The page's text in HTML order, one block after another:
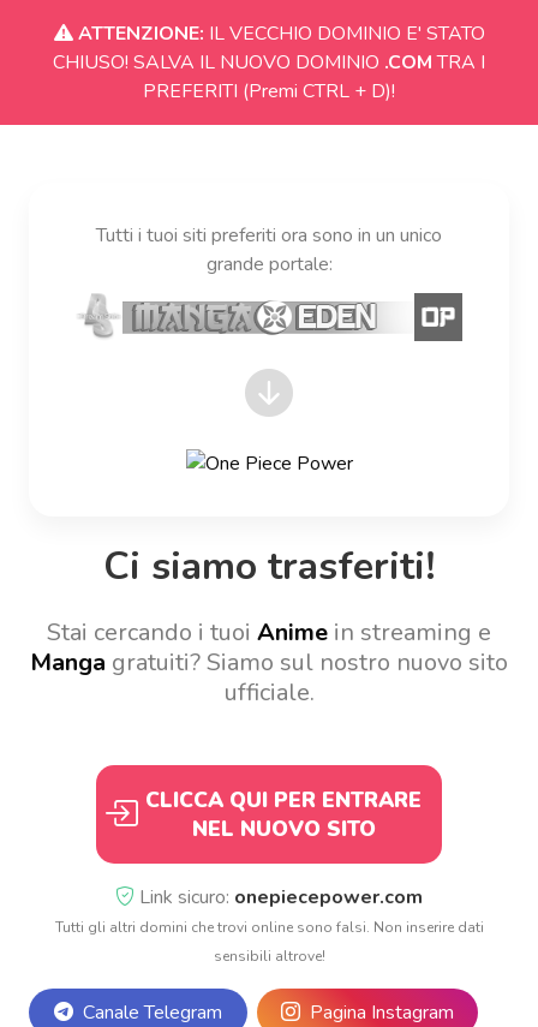
ATTENZIONE: IL VECCHIO DOMINIO E' STATO
CHIUSO! SALVA IL NUOVO DOMINIO .COMTRA I
PREFERITI (Premi CTRL + D)!
Tutti i tuoi siti preferiti ora sono in un unico
grande portale:
Ci siamo trasferiti!
Stai cercando i tuoi Anime in streaming e
Manga gratuiti? Siamo sul nostro nuovo sito
ufficiale.
CLICCA QUI PER ENTRARE
NEL NUOVO SITO
Link sicuro: onepiecepower.com
Tutti gli altri domini che trovi online sono falsi. Non inserire dati
sensibili altrove!
Canale Telegram Pagina Instagram